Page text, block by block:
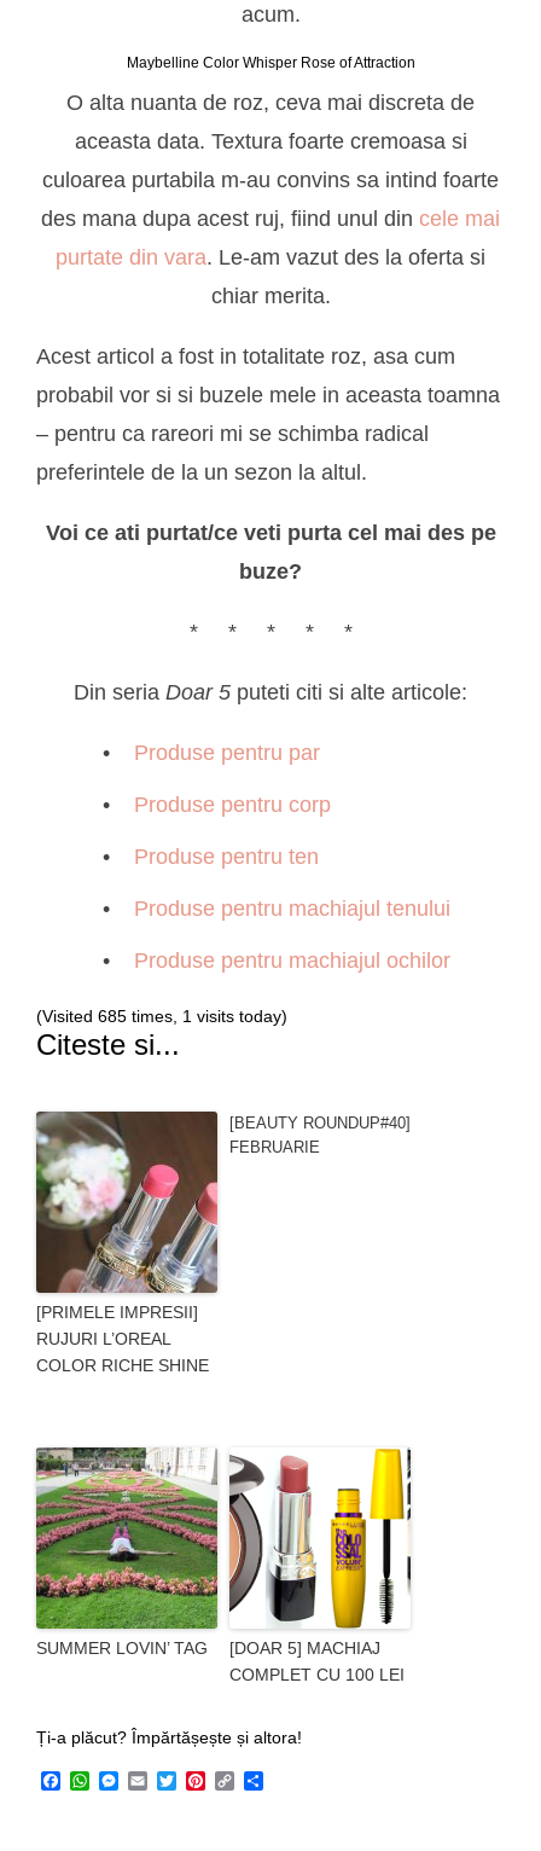
acum.
Maybelline Color Whisper Rose of Attraction
O alta nuanta de roz, ceva mai discreta de
aceasta data. Textura foarte cremoasa si
culoarea purtabila m-au convins sa intind foarte
des mana dupa acest ruj, fiind unul din cele mai
purtate din vara. Le-am vazut des la oferta si
chiar merita.
Acest articol a fost in totalitate roz, asa cum
probabil vor si si buzele mele in aceasta toamna
– pentru ca rareori mi se schimba radical
preferintele de la un sezon la altul.
Voi ce ati purtat/ce veti purta cel mai des pe
buze?
* * * * *
Din seria Doar 5 puteti citi si alte articole:
Produse pentru par
Produse pentru corp
Produse pentru ten
Produse pentru machiajul tenului
Produse pentru machiajul ochilor
(Visited 685 times, 1 visits today)
Citeste si...
[PRIMELE IMPRESII]
RUJURI L’OREAL
COLOR RICHE SHINE
[BEAUTY ROUNDUP#40]
FEBRUARIE
SUMMER LOVIN’ TAG
[DOAR 5] MACHIAJ
COMPLET CU 100 LEI
Ți-a plăcut? Împărtășește și altora!
Facebook
WhatsApp
Messenger
EmailTwitterPinterest
Copy